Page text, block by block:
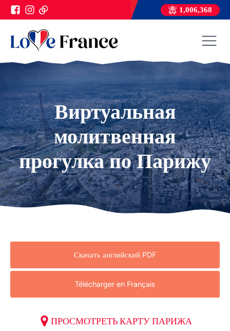
1,006,368
Виртуальная
молитвенная
прогулка по Парижу
Скачать английский PDF
Télécharger en Français
ПРОСМОТРЕТЬ КАРТУ ПАРИЖА